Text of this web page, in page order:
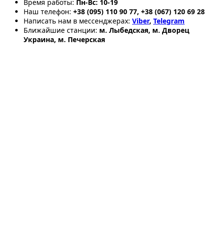
Время работы: Пн-Вс: 10-19
Наш телефон: +38 (095) 110 90 77, +38 (067) 120 69 28
Написать нам в мессенджерах: Viber, Telegram
Ближайшие станции: м. Лыбедская, м. Дворец
Украина, м. Печерская